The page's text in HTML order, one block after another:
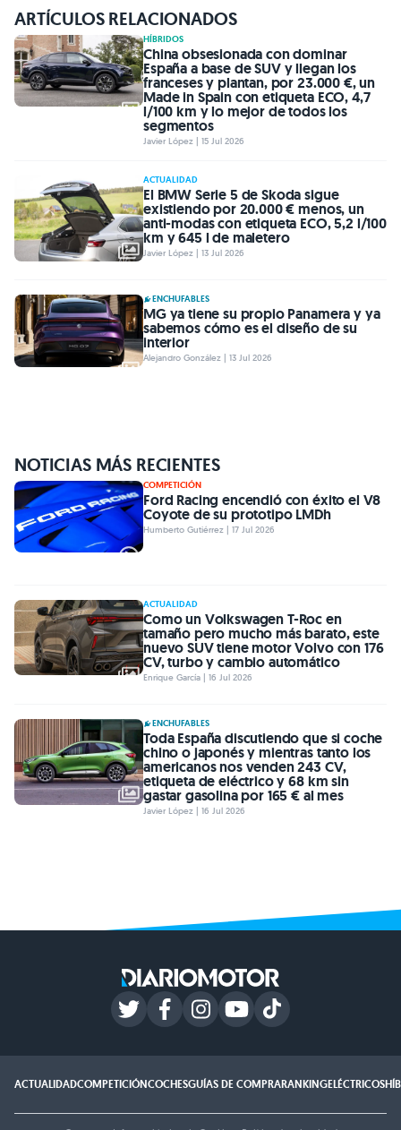
ARTÍCULOS RELACIONADOS
HÍBRIDOS
China obsesionada con dominar
España a base de SUV y llegan los
franceses y plantan, por 23.000 €, un
Made in Spain con etiqueta ECO, 4,7
l/100 km y lo mejor de todos los
segmentos
Javier López | 15 Jul 2026
ACTUALIDAD
El BMW Serie 5 de Skoda sigue
existiendo por 20.000 € menos, un
anti-modas con etiqueta ECO, 5,2 l/100
km y 645 l de maletero
Javier López | 13 Jul 2026
ENCHUFABLES
MG ya tiene su propio Panamera y ya
sabemos cómo es el diseño de su
interior
Alejandro González | 13 Jul 2026
NOTICIAS MÁS RECIENTES
COMPETICIÓN
Ford Racing encendió con éxito el V8
Coyote de su prototipo LMDh
Humberto Gutiérrez | 17 Jul 2026
ACTUALIDAD
Como un Volkswagen T-Roc en
tamaño pero mucho más barato, este
nuevo SUV tiene motor Volvo con 176
CV, turbo y cambio automático
Enrique García | 16 Jul 2026
ENCHUFABLES
Toda España discutiendo que si coche
chino o japonés y mientras tanto los
americanos nos venden 243 CV,
etiqueta de eléctrico y 68 km sin
gastar gasolina por 165 € al mes
Javier López | 16 Jul 2026
ACTUALIDADCOMPETICIÓNCOCHESGUÍAS DE COMPRARANKINGELÉCTRICOS